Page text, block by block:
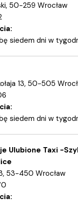
50-259 Wrocław
siedem dni w
13, 50-505
siedem dni w
Ulubione Taxi -
53-450 Wrocław